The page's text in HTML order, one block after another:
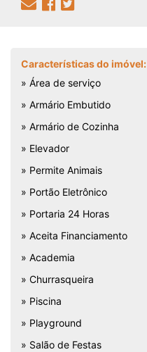
Características do imóvel:
» Área de serviço
» Armário Embutido
» Armário de Cozinha
» Elevador
» Permite Animais
» Portão Eletrônico
» Portaria 24 Horas
» Aceita Financiamento
» Academia
» Churrasqueira
» Piscina
» Playground
» Salão de Festas